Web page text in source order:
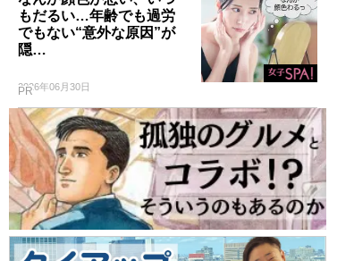
もだるい…年齢でも過労
でもない“意外な原因”が
隠…
2026年06月30日
PR